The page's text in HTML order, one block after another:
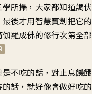
向
下
鍵
學所攝 ， 大家都知道調伏
最後才用智慧寶劍把它的
伽羅成佛的修行次第全部
是不吃的話，對止息饑餓
的話 ，就好像會做好吃的